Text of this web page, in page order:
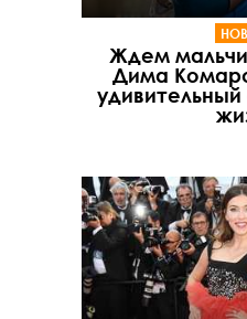
Ждем
Дима